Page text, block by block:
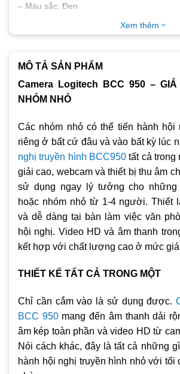
– Màu sắc: Đen
– Quay video chất lượng hình ảnh HD
class)
– Tích hợp mic và loa cho phép đàm
cách 2,4m
hình ảnh trong, chính xác rõ nét hơn.
– Tương thích với các phần mềm chuyên
Business, Cisco Jabber and WebEx…”
– Gọi và ghi âm sống động như thật chất
– Lọc tiếng ồn, điều chỉnh ánh sáng.
– Góc ghi hình rộng 78 độ, kèm remote
– Đàm Thoại Hội Nghị Trực Tuyến Qua
Xem thêm
MÔ TẢ SẢN PHẨM
Camera Logitech BCC 950 –
NHÓM NHỎ
Các nhóm nhỏ có thể tiến hành hội
riêng ở bất cứ đâu và vào bất kỳ lúc
nghị truyền hình BCC950tất cả trong
giải cao, webcam và thiết bị thu âm
sử dụng ngay lý tưởng cho những
hoặc nhóm nhỏ từ 1-4 người. Thiết
và dễ dàng tại bàn làm việc văn
hội nghị. Video HD và âm thanh
kết hợp với chất lượng cao ở mức giá
THIẾT KẾ TẤT CẢ TRONG MỘT
Chỉ cần cắm vào là sử dụng được.
BCC 950mang đến âm thanh dải
âm kép toàn phần và video HD từ
Nói cách khác, đây là tất cả những
hành hội nghị truyền hình nhỏ với tối